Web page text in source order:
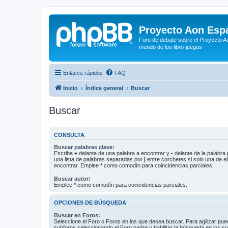
Proyecto Aon
Foro de debate sobre el Proyecto
mundo de los libro-juegos
Enlaces rápidos FAQ
Inicio Índice general Buscar
Buscar
CONSULTA
Buscar palabras clave:
Escriba + delante de una palabra a encontrar y - delante de la palabra
una lista de palabras separadas por | entre corchetes si solo una de
encontrar. Emplee * como comodín para coincidencias parciales.
Buscar autor:
Emplee * como comodín para coincidencias parciales.
OPCIONES DE BÚSQUEDA
Buscar en Foros:
Seleccione el Foro o Foros en los que desea buscar. Para agilizar